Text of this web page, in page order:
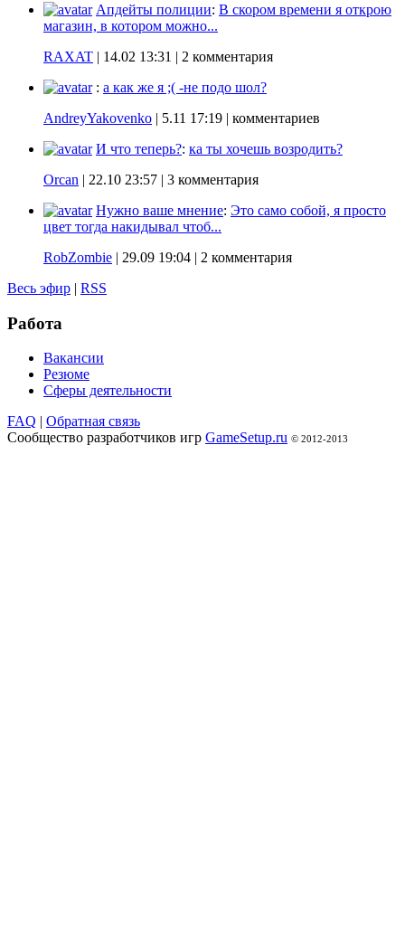
Апдейты полиции: В скором времени я открою
магазин, в котором можно...
RAXAT | 14.02 13:31 | 2 комментария
: а как же я ;( -не подо шол?
AndreyYakovenko | 5.11 17:19 | комментариев
И что теперь?: ка ты хочешь возродить?
Orcan | 22.10 23:57 | 3 комментария
Нужно ваше мнение: Это само собой, я просто
цвет тогда накидывал чтоб...
RobZombie | 29.09 19:04 | 2 комментария
Весь эфир | RSS
Работа
Вакансии
Резюме
Сферы деятельности
FAQ | Обратная связь
Сообщество разработчиков игр GameSetup.ru © 2012-2013